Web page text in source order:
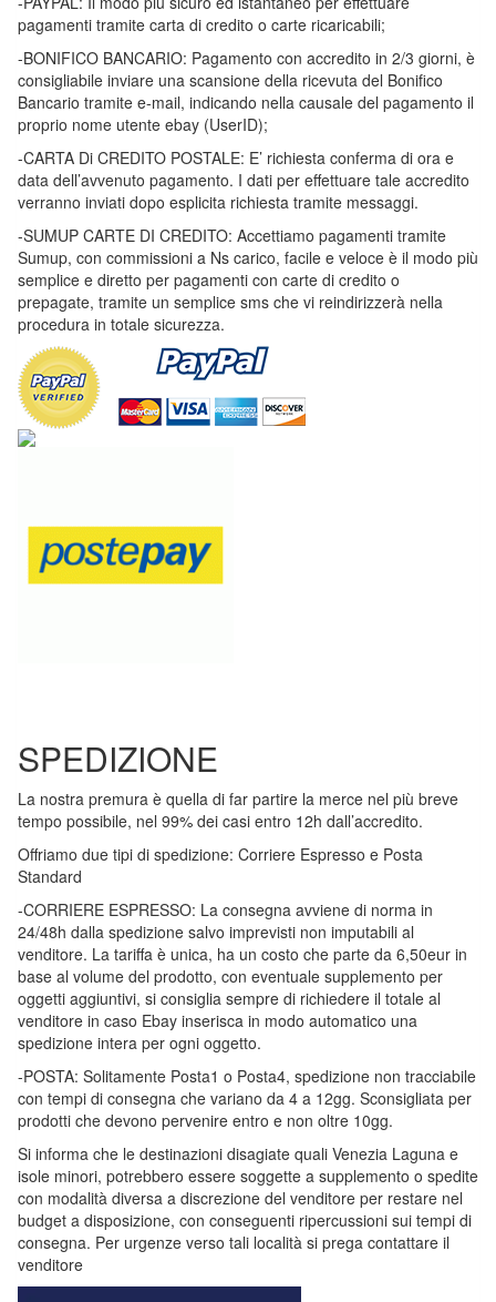
pagamenti tramite carta di credito o carte ricaricabili;
-BONIFICO BANCARIO: Pagamento con accredito in 2/3 giorni, è
consigliabile inviare una scansione della ricevuta del Bonifico
Bancario tramite e-mail, indicando nella causale del pagamento il
proprio nome utente ebay (UserID);
-CARTA Di CREDITO POSTALE: E’ richiesta conferma di ora e
data dell’avvenuto pagamento. I dati per effettuare tale accredito
verranno inviati dopo esplicita richiesta tramite messaggi.
-SUMUP CARTE DI CREDITO: Accettiamo pagamenti tramite
Sumup, con commissioni a Ns carico, facile e veloce è il modo più
semplice e diretto per pagamenti con carte di credito o
prepagate, tramite un semplice sms che vi reindirizzerà nella
procedura in totale sicurezza.
SPEDIZIONE
La nostra premura è quella di far partire la merce nel più breve
tempo possibile, nel 99% dei casi entro 12h dall’accredito.
Offriamo due tipi di spedizione: Corriere Espresso e Posta
Standard
-CORRIERE ESPRESSO: La consegna avviene di norma in
24/48h dalla spedizione salvo imprevisti non imputabili al
venditore. La tariffa è unica, ha un costo che parte da 6,50eur in
base al volume del prodotto, con eventuale supplemento per
oggetti aggiuntivi, si consiglia sempre di richiedere il totale al
venditore in caso Ebay inserisca in modo automatico una
spedizione intera per ogni oggetto.
-POSTA: Solitamente Posta1 o Posta4, spedizione non tracciabile
con tempi di consegna che variano da 4 a 12gg. Sconsigliata per
prodotti che devono pervenire entro e non oltre 10gg.
Si informa che le destinazioni disagiate quali Venezia Laguna e
isole minori, potrebbero essere soggette a supplemento o spedite
con modalità diversa a discrezione del venditore per restare nel
budget a disposizione, con conseguenti ripercussioni sui tempi di
consegna. Per urgenze verso tali località si prega contattare il
venditore